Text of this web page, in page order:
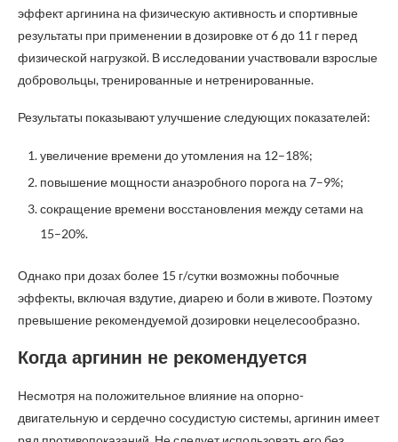
эффект аргинина на физическую активность и спортивные
результаты при применении в дозировке от 6 до 11 г перед
физической нагрузкой. В исследовании участвовали взрослые
добровольцы, тренированные и нетренированные.
Результаты показывают улучшение следующих показателей:
увеличение времени до утомления на 12–18%;
повышение мощности анаэробного порога на 7–9%;
сокращение времени восстановления между сетами на
15–20%.
Однако при дозах более 15 г/сутки возможны побочные
эффекты, включая вздутие, диарею и боли в животе. Поэтому
превышение рекомендуемой дозировки нецелесообразно.
Когда аргинин не рекомендуется
Несмотря на положительное влияние на опорно-
двигательную и сердечно сосудистую системы, аргинин имеет